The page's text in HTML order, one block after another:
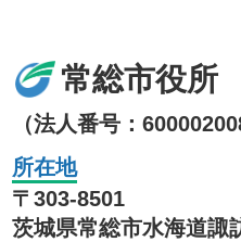
常総市役所
（法人番号：
所在地
〒303-8501
茨城県常総市水海道諏